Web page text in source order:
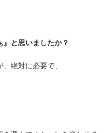
』と思いましたか？
絶対に必要で、